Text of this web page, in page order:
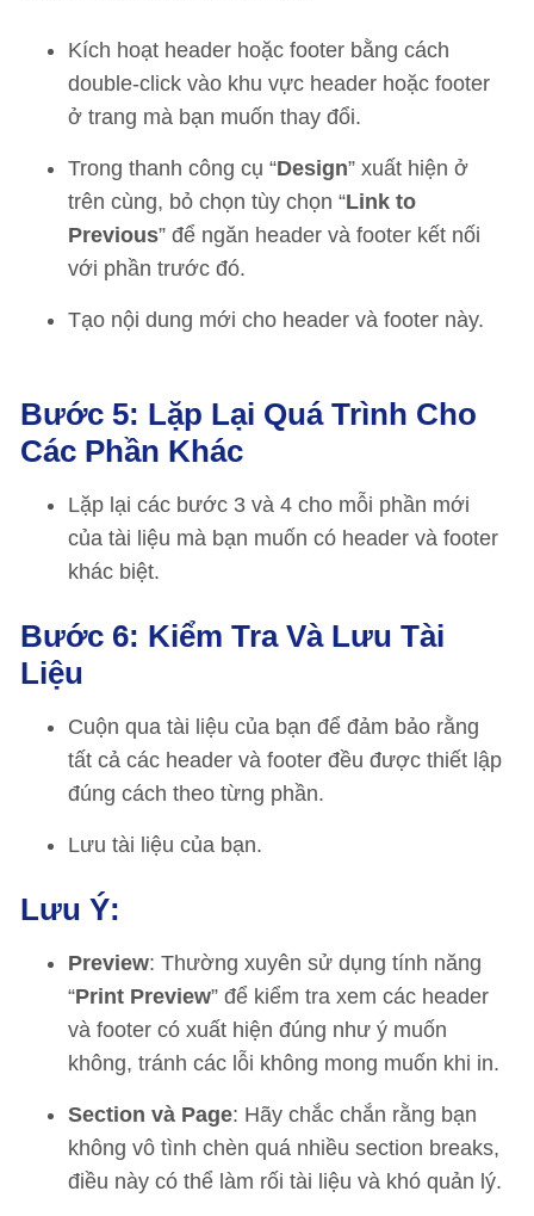
Kích hoạt header hoặc footer bằng cách
double-click vào khu vực header hoặc footer
ở trang mà bạn muốn thay đổi.
Trong thanh công cụ “Design” xuất hiện ở
trên cùng, bỏ chọn tùy chọn “Link to
Previous” để ngăn header và footer kết nối
với phần trước đó.
Tạo nội dung mới cho header và footer này.
Bước 5: Lặp Lại Quá Trình Cho
Các Phần Khác
Lặp lại các bước 3 và 4 cho mỗi phần mới
của tài liệu mà bạn muốn có header và footer
khác biệt.
Bước 6: Kiểm Tra Và Lưu Tài
Liệu
Cuộn qua tài liệu của bạn để đảm bảo rằng
tất cả các header và footer đều được thiết lập
đúng cách theo từng phần.
Lưu tài liệu của bạn.
Lưu Ý:
Preview: Thường xuyên sử dụng tính năng
“Print Preview” để kiểm tra xem các header
và footer có xuất hiện đúng như ý muốn
không, tránh các lỗi không mong muốn khi in.
Section và Page: Hãy chắc chắn rằng bạn
không vô tình chèn quá nhiều section breaks,
điều này có thể làm rối tài liệu và khó quản lý.